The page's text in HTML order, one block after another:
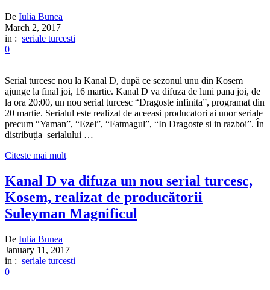
De Iulia Bunea
March 2, 2017
in : seriale turcesti
0
Serial turcesc nou la Kanal D, după ce sezonul unu din Kosem
ajunge la final joi, 16 martie. Kanal D va difuza de luni pana joi, de
la ora 20:00, un nou serial turcesc “Dragoste infinita”, programat din
20 martie. Serialul este realizat de aceeasi producatori ai unor seriale
precum “Yaman”, “Ezel”, “Fatmagul”, “In Dragoste si in razboi”. În
distribuția serialului …
Citeste mai mult
Kanal D va difuza un nou serial turcesc,
Kosem, realizat de producătorii
Suleyman Magnificul
De Iulia Bunea
January 11, 2017
in : seriale turcesti
0